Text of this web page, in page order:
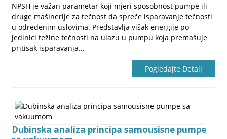
NPSH je važan parametar koji mjeri sposobnost pumpe ili
druge mašinerije za tečnost da spreče isparavanje tečnosti
u određenim uslovima. Predstavlja višak energije po
jedinici težine tečnosti na ulazu u pumpu koja premašuje
pritisak isparavanja...
Pogledajte Detalj
Dubinska analiza principa samousisne pumpe